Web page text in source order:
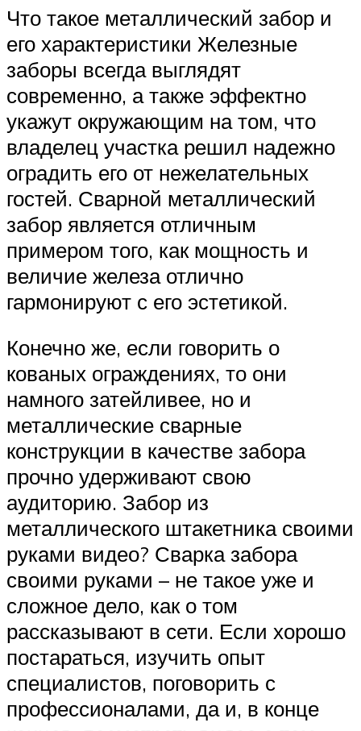
Что такое металлический забор и
его характеристики Железные
заборы всегда выглядят
современно, а также эффектно
укажут окружающим на том, что
владелец участка решил надежно
оградить его от нежелательных
гостей. Сварной металлический
забор является отличным
примером того, как мощность и
величие железа отлично
гармонируют с его эстетикой.
Конечно же, если говорить о
кованых ограждениях, то они
намного затейливее, но и
металлические сварные
конструкции в качестве забора
прочно удерживают свою
аудиторию. Забор из
металлического штакетника своими
руками видео? Сварка забора
своими руками – не такое уже и
сложное дело, как о том
рассказывают в сети. Если хорошо
постараться, изучить опыт
специалистов, поговорить с
профессионалами, да и, в конце